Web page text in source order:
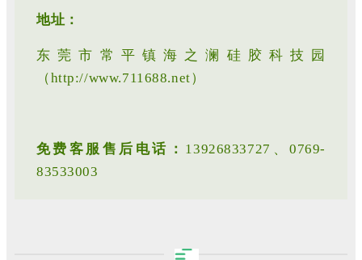
地址：
东莞市常平镇海之澜硅 胶科技园
（http://www.711688.net）
免费客服售后电话： 13926833727、0769-
83533003